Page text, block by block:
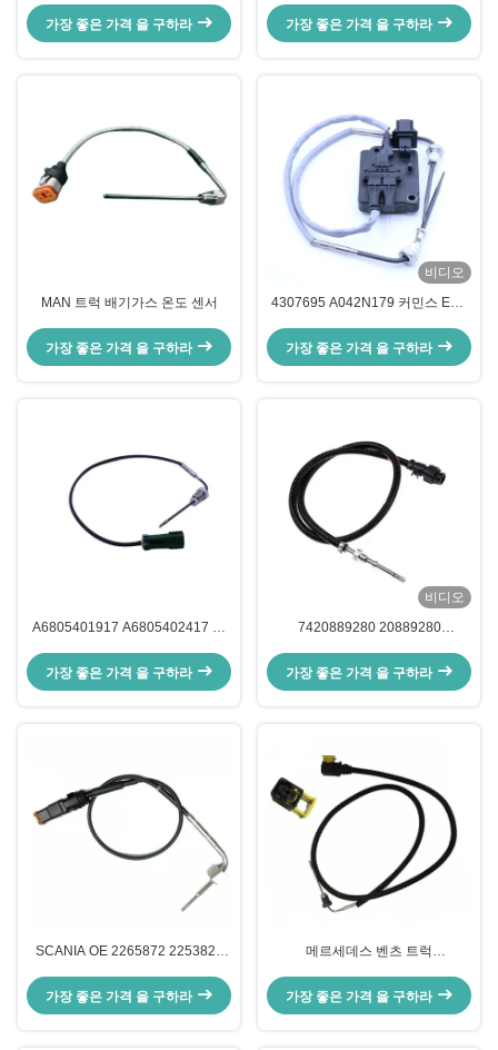
가장 좋은 가격 을 구하라
가장 좋은 가격 을 구하라
MAN 트럭 배기가스 온도 센서
가장 좋은 가격 을 구하라
비디오
4307695 A042N179 커민스 EGT
서
가장 좋은 가격 을 구하라
A6805401917 A6805402417 화
서
가장 좋은 가격 을 구하라
비디오
7420889280 20889280
가장 좋은 가격 을 구하라
SCANIA OE 2265872 2253825
서
가장 좋은 가격 을 구하라
메르세데스 벤츠 트럭
0075424618 배기 온도 센서
가장 좋은 가격 을 구하라